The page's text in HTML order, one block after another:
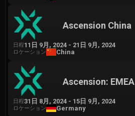
Ascension China
日程11日 9月, 2024 - 21日 9月, 2024
ロケーション China
Ascension: EMEA
日程31日 8月, 2024 - 15日 9月, 2024
ロケーション Germany